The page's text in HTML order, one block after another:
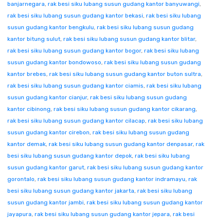
banjarnegara, rak besi siku lubang susun gudang kantor banyuwangi,
rak besi siku lubang susun gudang kantor bekasi, rak besi siku lubang
susun gudang kantor bengkulu, rak besi siku lubang susun gudang
kantor bitung sulut, rak besi siku lubang susun gudang kantor blitar,
rak besi siku lubang susun gudang kantor bogor, rak besi siku lubang
susun gudang kantor bondowoso, rak besi siku lubang susun gudang
kantor brebes, rak besi siku lubang susun gudang kantor buton sultra,
rak besi siku lubang susun gudang kantor ciamis, rak besi siku lubang
susun gudang kantor cianjur, rak besi siku lubang susun gudang
kantor cibinong, rak besi siku lubang susun gudang kantor cikarang,
rak besi siku lubang susun gudang kantor cilacap, rak besi siku lubang
susun gudang kantor cirebon, rak besi siku lubang susun gudang
kantor demak, rak besi siku lubang susun gudang kantor denpasar, rak
besi siku lubang susun gudang kantor depok, rak besi siku lubang
susun gudang kantor garut, rak besi siku lubang susun gudang kantor
gorontalo, rak besi siku lubang susun gudang kantor indramayu, rak
besi siku lubang susun gudang kantor jakarta, rak besi siku lubang
susun gudang kantor jambi, rak besi siku lubang susun gudang kantor
jayapura, rak besi siku lubang susun gudang kantor jepara, rak besi